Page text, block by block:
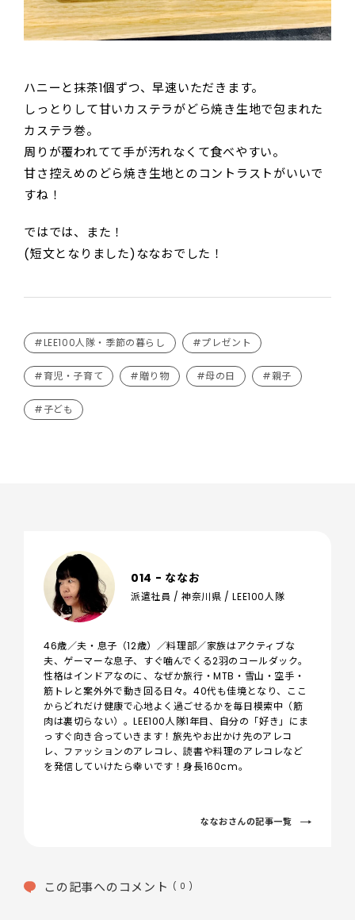
ハニーと抹茶1個ずつ、早速いただきます。
しっとりして甘いカステラがどら焼き生地で包まれた
カステラ巻。
周りが覆われてて手が汚れなくて食べやすい。
甘さ控えめのどら焼き生地とのコントラストがいいで
すね！
ではでは、また！
(短文となりました)ななおでした！
#LEE100人隊・季節の暮らし #プレゼント
#育児・子育て #贈り物 #母の日 #親子
#子ども
014 - ななお
派遣社員 / 神奈川県 / LEE100人隊
46歳／夫・息子（12歳）／料理部／家族はアクティブな
夫、ゲーマーな息子、すぐ噛んでくる2羽のコールダック。
性格はインドアなのに、なぜか旅行・MTB・雪山・空手・
筋トレと案外外で動き回る日々。40代も佳境となり、ここ
からどれだけ健康で心地よく過ごせるかを毎日模索中（筋
肉は裏切らない）。LEE100人隊1年目、自分の「好き」にま
っすぐ向き合っていきます！旅先やお出かけ先のアレコ
レ、ファッションのアレコレ、読書や料理のアレコレなど
を発信していけたら幸いです！身長160cm。
ななおさんの記事一覧
この記事へのコメント ( 0 )